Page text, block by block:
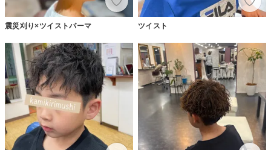
震災刈り×ツイストパーマ ツイスト